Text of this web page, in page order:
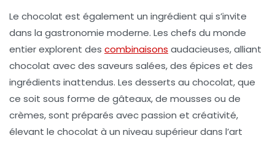
Le chocolat est également un ingrédient qui s’invite
dans la gastronomie moderne. Les chefs du monde
entier explorent des combinaisons audacieuses, alliant
chocolat avec des saveurs salées, des épices et des
ingrédients inattendus. Les desserts au chocolat, que
ce soit sous forme de gâteaux, de mousses ou de
crèmes, sont préparés avec passion et créativité,
élevant le chocolat à un niveau supérieur dans l’art